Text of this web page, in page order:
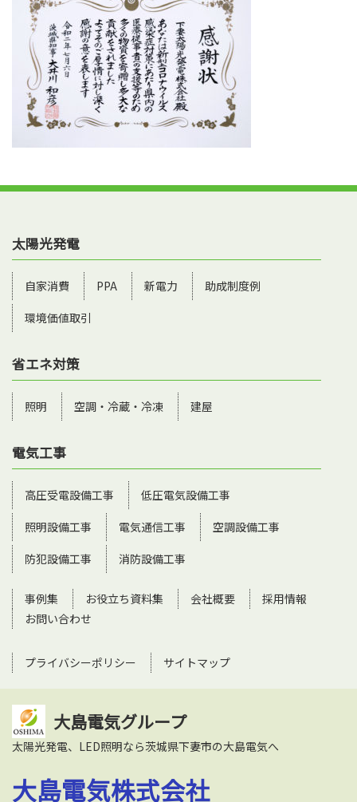
太陽光発電
自家消費 PPA 新電力
助成制度例
環境価値取引
省エネ対策
照明 空調・冷蔵・冷凍 建屋
電気工事
高圧受電設備工事
低圧電気設備工事
照明設備工事
電気通信工事
空調設備工事
防犯設備工事
消防設備工事
事例集 お役立ち資料集 会社概要
採用情報
お問い合わせ
プライバシーポリシー サイトマップ
大島電気グループ
太陽光発電、LED照明なら茨城県下妻市の大島電気へ
大島電気株式会社